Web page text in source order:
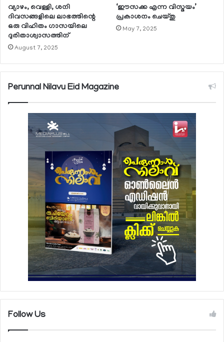
വ്യാഴം, വെള്ളി, ശനി
ദിവസങ്ങളിലെ ലാഭത്തിന്റെ
ഒരു വിഹിതം ഗാസയിലെ
ദുരിതാശ്വാസത്തിന്
August 7, 2025
‘ഈസക്ക എന്ന വിസ്മയം’
പ്രകാശനം ചെയ്തു
May 7, 2025
Perunnal Nilavu Eid Magazine
Follow Us